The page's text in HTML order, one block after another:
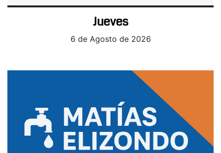
Jueves
6 de Agosto de 2026